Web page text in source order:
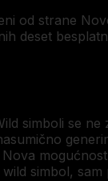
od strane
deset
simboli se ne
simbol,